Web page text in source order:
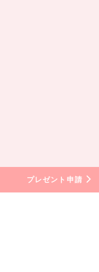
プレゼント申請